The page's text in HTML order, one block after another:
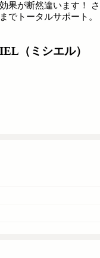
（ミシエル）
果が断然違います！
でトータルサポート